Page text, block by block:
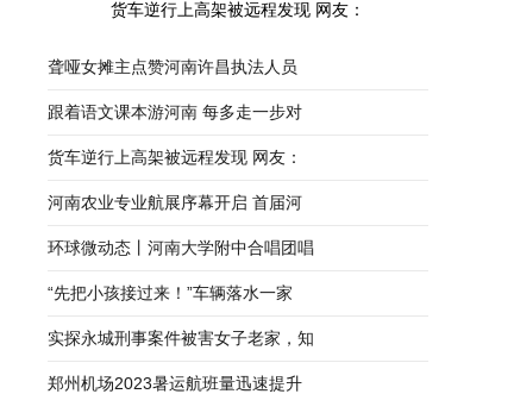
货车逆行上高架被远程发现 网友：
聋哑女摊主点赞河南许昌执法人员
跟着语文课本游河南 每多走一步对
货车逆行上高架被远程发现 网友：
河南农业专业航展序幕开启 首届河
环球微动态丨河南大学附中合唱团唱
“先把小孩接过来！”车辆落水一家
实探永城刑事案件被害女子老家，知
郑州机场2023暑运航班量迅速提升